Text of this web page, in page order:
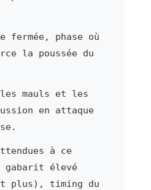
fermée, phase où
la poussée du
mauls et les
en attaque
à ce
gabarit élevé
plus), timing du